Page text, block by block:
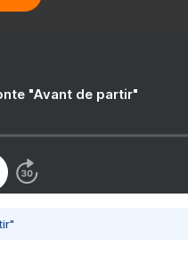
"Avant de partir"